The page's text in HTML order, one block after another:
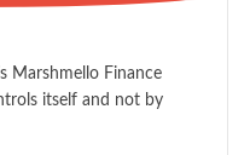
Marshmello Finance
itself and not by